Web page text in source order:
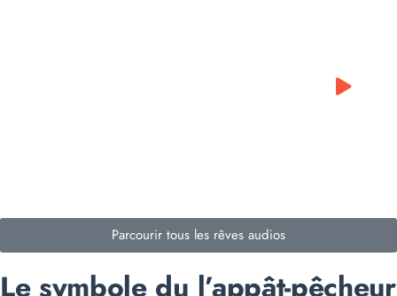
Parcourir tous les rêves audios
Le symbole du l’appât-pêcheur